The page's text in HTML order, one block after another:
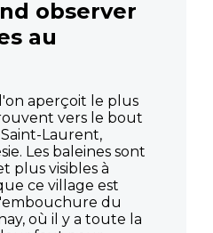
observer
au
aperçoit le plus
vers le bout
Laurent,
Les baleines sont
plus visibles à
ce village est
du
où il y a toute la